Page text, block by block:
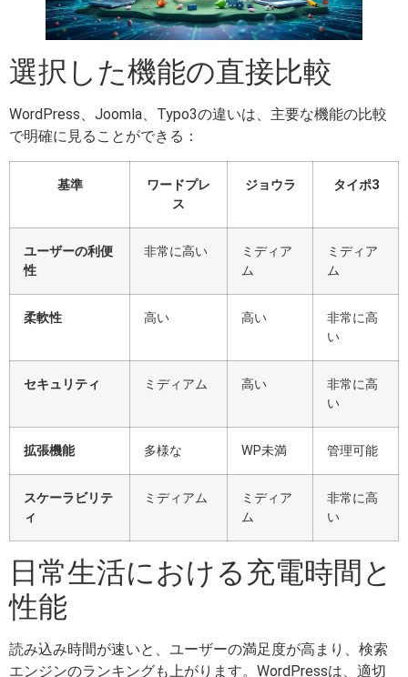
選択した機能の直接比較
WordPress、Joomla、Typo3の違いは、主要な機能の比較
で明確に見ることができる：
基準
ワードプレ
ス
ジョウラ タイポ3
ユーザーの利便
性
非常に高い
ミディア
ム
ミディア
ム
柔軟性 高い 高い
非常に高
い
セキュリティ ミディアム 高い
非常に高
い
拡張機能 多様な WP未満 管理可能
スケーラビリテ
ィ
ミディアム
ミディア
ム
非常に高
い
日常生活における充電時間と
性能
読み込み時間が速いと、ユーザーの満足度が高まり、検索
エンジンのランキングも上がります。WordPressは、適切